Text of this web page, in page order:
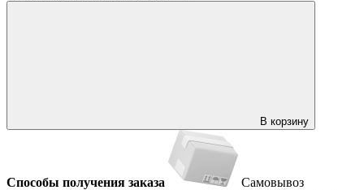
В корзину
Способы получения заказа
Самовывоз